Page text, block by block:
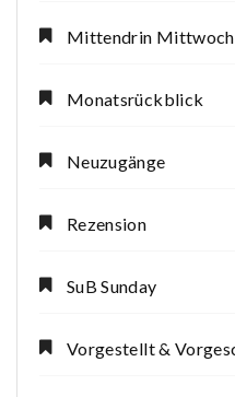
Mittendrin Mittwoch
Monatsrückblick
Neuzugänge
Rezension
SuB Sunday
Vorgestellt &